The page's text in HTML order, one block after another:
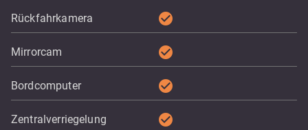
Rückfahrkamera check_circle
Mirrorcam check_circle
Bordcomputer check_circle
Zentralverriegelung check_circle